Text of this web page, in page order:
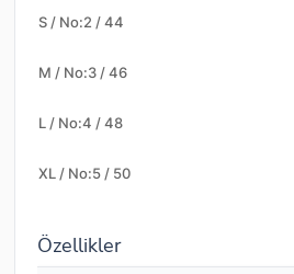
S / No:2 / 44
M / No:3 / 46
L / No:4 / 48
XL / No:5 / 50
Özellikler